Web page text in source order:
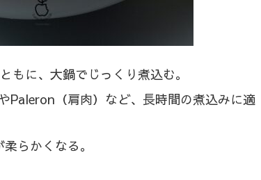
もに、大鍋でじっくり煮込む。
Paleron（肩肉）など、長時間の煮込みに適
らかくなる。